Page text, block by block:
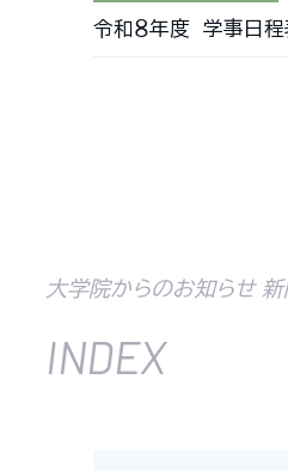
令和８年度 学事日程
大学院からのお知らせ
INDEX